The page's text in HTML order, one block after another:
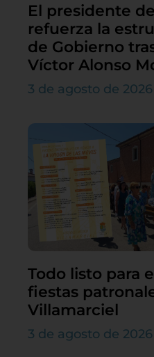
El presidente
refuerza la
de Gobierno
Víctor Alonso
3 de agosto de 2026
Todo listo para
fiestas
Villamarciel
3 de agosto de 2026